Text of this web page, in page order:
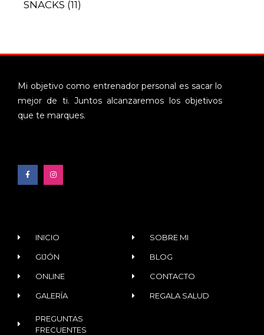
SNACKS (11)
Mi objetivo como entrenador personal es sacar lo
mejor de ti. Juntos alcanzaremos los objetivos
que te marques.
INICIO
GIJÓN
ONLINE
GALERÍA
PREGUNTAS
FRECUENTES
SOBRE MI
BLOG
CONTACTO
REGALA SALUD